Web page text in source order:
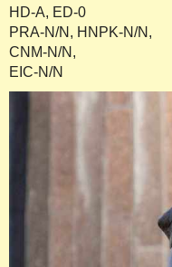
HD-A, ED-0
PRA-N/N, HNPK-N/N,
CNM-N/N,
EIC-N/N